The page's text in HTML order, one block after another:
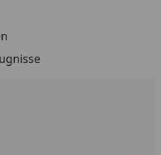
verringerneingeben
um eins erhöhen